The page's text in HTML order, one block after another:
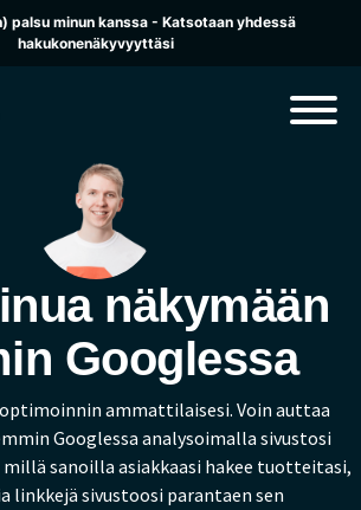
palsu minun kanssa - Katsotaan yhdessä
hakukonenäkyvyyttäsi
näkymään
Googlessa
ammattilaisesi. Voin auttaa
Googlessa analysoimalla sivustosi
sanoilla asiakkaasi hakee tuotteitasi,
linkkejä sivustoosi parantaen sen